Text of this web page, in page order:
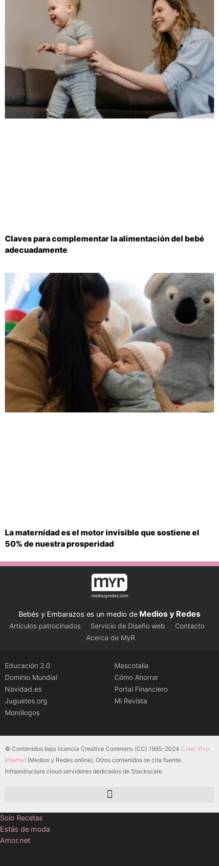
Claves para complementar la alimentación del bebé
adecuadamente
La maternidad es el motor invisible que sostiene el
50% de nuestra prosperidad
Bebés y Embarazos es un medio de Medios y Redes
Artículos patrocinados Servicio de Diseño web
Contacto
Acerca de MyR
Educación 2.0
Dominio Mundial
Navidad.es
Juguetes.org
Monólogos
Mascotalia
Cómo Ahorrar
Portal Financiero
Mi Revista
© Contenidos bajo licencia Creative Commons (CC) 1995-2024 Color Vivo
Internet (Medios y Redes online). Otros contenidos se cita fuente.
Infraestructura cloud servidores dedicados de Stackscale.
Solo Recetas
Estás de moda
Amor.net